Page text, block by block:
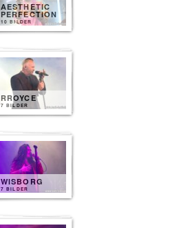
AESTHETIC
PERFECTION
10 BILDER
RROYCE
7 BILDER
WISBORG
7 BILDER